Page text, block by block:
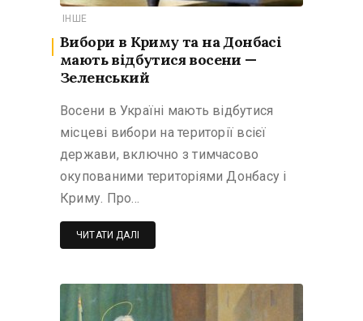
ІНШЕ
Вибори в Криму та на Донбасі
мають відбутися восени —
Зеленський
Восени в Україні мають відбутися
місцеві вибори на території всієї
держави, включно з тимчасово
окупованими територіями Донбасу і
Криму. Про…
ЧИТАТИ ДАЛІ